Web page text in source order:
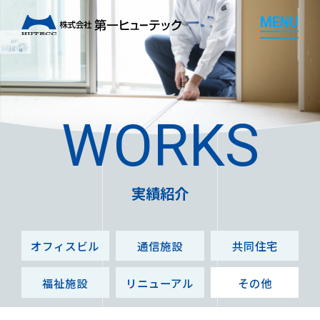
M ENU
WORKS
実績紹介
オフィスビル 通信施設 共同住宅
福祉施設 リニューアル その他